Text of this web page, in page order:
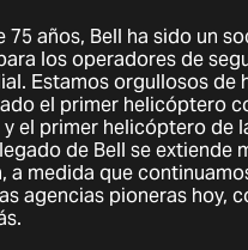
75 años, Bell ha sido un
los operadores de
Estamos orgullosos de
el primer helicóptero
el primer helicóptero de
de Bell se extiende
a medida que
agencias pioneras hoy,